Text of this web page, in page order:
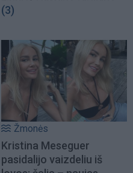
(3)
Žmonės
Kristina Meseguer
pasidalijo vaizdeliu iš